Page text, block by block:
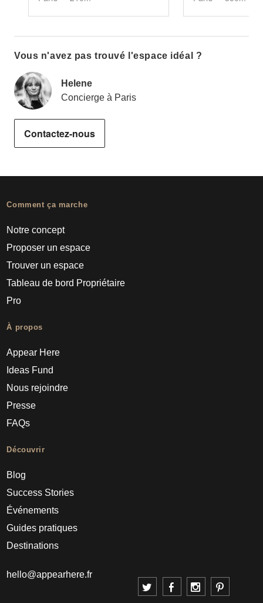
Vous n'avez pas trouvé l'espace idéal ?
Helene
Concierge à Paris
Contactez-nous
Comment ça marche
Notre concept
Proposer un espace
Trouver un espace
Tableau de bord Propriétaire
Pro
À propos
Appear Here
Ideas Fund
Nous rejoindre
Presse
FAQs
Découvrir
Blog
Success Stories
Événements
Guides pratiques
Destinations
hello@appearhere.fr